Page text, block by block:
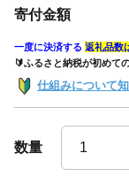
寄付金額
一度に決済する 返礼品数
🔰ふるさと納税が初めて
仕組みについて
数量